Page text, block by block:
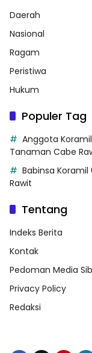
Daerah
Nasional
Ragam
Peristiwa
Hukum
Populer Tag
Anggota
Tanaman Cabe
Babinsa
Rawit
Tentang
Indeks Berita
Kontak
Pedoman Media
Privacy Policy
Redaksi